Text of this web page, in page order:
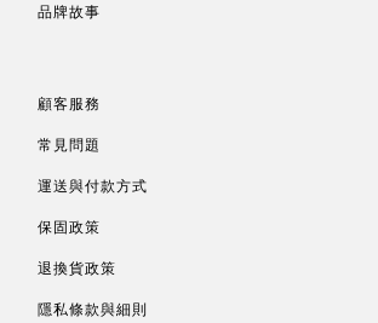
品牌故事
顧客服務
常見問題
運送與付款方式
保固政策
退換貨政策
隱私條款與細則